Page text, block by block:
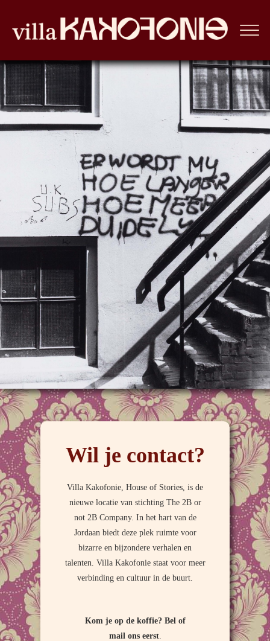
Wil je contact?
Villa Kakofonie, House of Stories, is de
nieuwe locatie van stichting The 2B or
not 2B Company. In het hart van de
Jordaan biedt deze plek ruimte voor
bizarre en bijzondere verhalen en
talenten. Villa Kakofonie staat voor meer
verbinding en cultuur in de buurt.
Kom je op de koffie? Bel of
mail ons eerst.